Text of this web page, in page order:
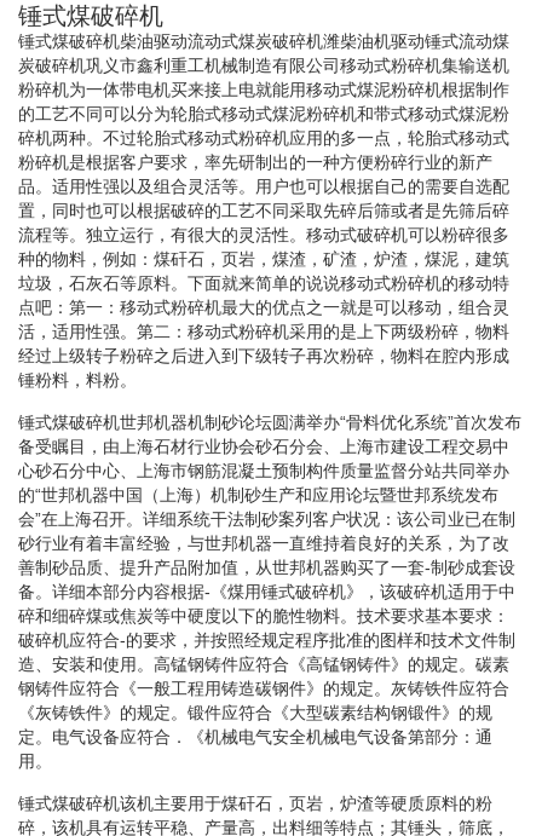
锤式煤破碎机
锤式煤破碎机柴油驱动流动式煤炭破碎机潍柴油机驱动锤式流动煤
炭破碎机巩义市鑫利重工机械制造有限公司移动式粉碎机集输送机
粉碎机为一体带电机买来接上电就能用移动式煤泥粉碎机根据制作
的工艺不同可以分为轮胎式移动式煤泥粉碎机和带式移动式煤泥粉
碎机两种。不过轮胎式移动式粉碎机应用的多一点，轮胎式移动式
粉碎机是根据客户要求，率先研制出的一种方便粉碎行业的新产
品。适用性强以及组合灵活等。用户也可以根据自己的需要自选配
置，同时也可以根据破碎的工艺不同采取先碎后筛或者是先筛后碎
流程等。独立运行，有很大的灵活性。移动式破碎机可以粉碎很多
种的物料，例如：煤矸石，页岩，煤渣，矿渣，炉渣，煤泥，建筑
垃圾，石灰石等原料。下面就来简单的说说移动式粉碎机的移动特
点吧：第一：移动式粉碎机最大的优点之一就是可以移动，组合灵
活，适用性强。第二：移动式粉碎机采用的是上下两级粉碎，物料
经过上级转子粉碎之后进入到下级转子再次粉碎，物料在腔内形成
锤粉料，料粉。
锤式煤破碎机世邦机器机制砂论坛圆满举办“骨料优化系统”首次发布
备受瞩目，由上海石材行业协会砂石分会、上海市建设工程交易中
心砂石分中心、上海市钢筋混凝土预制构件质量监督分站共同举办
的“世邦机器中国（上海）机制砂生产和应用论坛暨世邦系统发布
会”在上海召开。详细系统干法制砂案列客户状况：该公司业已在制
砂行业有着丰富经验，与世邦机器一直维持着良好的关系，为了改
善制砂品质、提升产品附加值，从世邦机器购买了一套-制砂成套设
备。详细本部分内容根据-《煤用锤式破碎机》，该破碎机适用于中
碎和细碎煤或焦炭等中硬度以下的脆性物料。技术要求基本要求：
破碎机应符合-的要求，并按照经规定程序批准的图样和技术文件制
造、安装和使用。高锰钢铸件应符合《高锰钢铸件》的规定。碳素
钢铸件应符合《一般工程用铸造碳钢件》的规定。灰铸铁件应符合
《灰铸铁件》的规定。锻件应符合《大型碳素结构钢锻件》的规
定。电气设备应符合．《机械电气安全机械电气设备第部分：通
用。
锤式煤破碎机该机主要用于煤矸石，页岩，炉渣等硬质原料的粉
碎，该机具有运转平稳、产量高，出料细等特点；其锤头，筛底，